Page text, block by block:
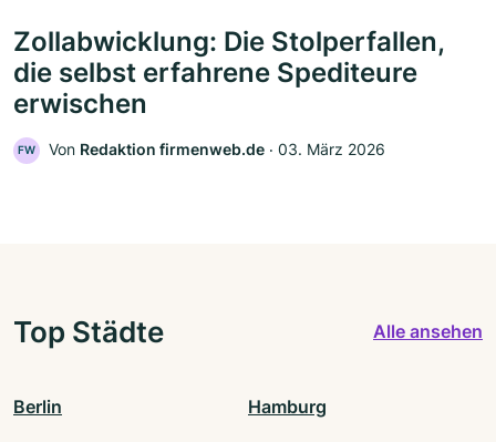
Zollabwicklung: Die Stolperfallen,
die selbst erfahrene Spediteure
erwischen
FW Von Redaktion firmenweb.de ‧ 03. März 2026
Top Städte Alle ansehen
Berlin Hamburg